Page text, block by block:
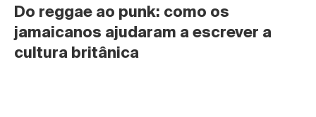
Do reggae ao punk: como os
jamaicanos ajudaram a escrever a
cultura britânica